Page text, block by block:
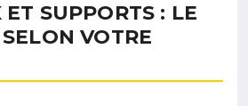
SUPPORTS : LE
VOTRE